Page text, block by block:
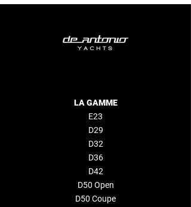
LA GAMME
E23
D29
D32
D36
D42
D50 Open
D50 Coupe